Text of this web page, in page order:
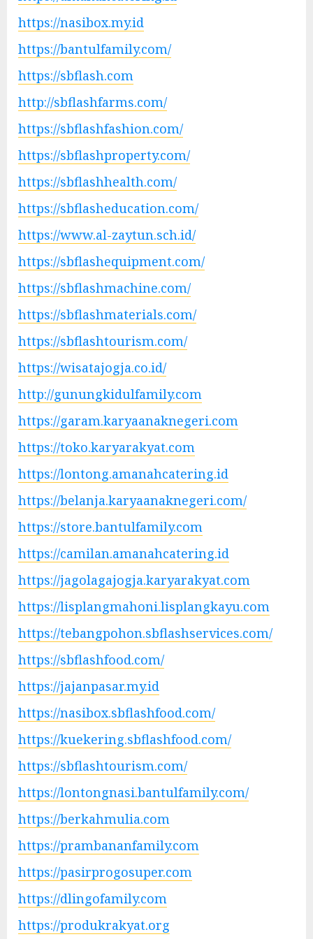
https://nasibox.my.id
https://bantulfamily.com/
https://sbflash.com
http://sbflashfarms.com/
https://sbflashfashion.com/
https://sbflashproperty.com/
https://sbflashhealth.com/
https://sbflasheducation.com/
https://www.al-zaytun.sch.id/
https://sbflashequipment.com/
https://sbflashmachine.com/
https://sbflashmaterials.com/
https://sbflashtourism.com/
https://wisatajogja.co.id/
http://gunungkidulfamily.com
https://garam.karyaanaknegeri.com
https://toko.karyarakyat.com
https://lontong.amanahcatering.id
https://belanja.karyaanaknegeri.com/
https://store.bantulfamily.com
https://camilan.amanahcatering.id
https://jagolagajogja.karyarakyat.com
https://lisplangmahoni.lisplangkayu.com
https://tebangpohon.sbflashservices.com/
https://sbflashfood.com/
https://jajanpasar.my.id
https://nasibox.sbflashfood.com/
https://kuekering.sbflashfood.com/
https://sbflashtourism.com/
https://lontongnasi.bantulfamily.com/
https://berkahmulia.com
https://prambananfamily.com
https://pasirprogosuper.com
https://dlingofamily.com
https://produkrakyat.org